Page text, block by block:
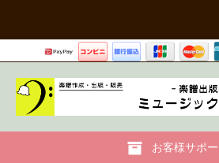
お客様サポー